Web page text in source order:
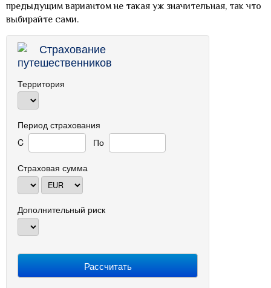
предыдущим вариантом не такая уж значительная, так что
выбирайте сами.
Страхование
путешественников
Территория
Период страхования
C
По
Страховая сумма
Дополнительный риск